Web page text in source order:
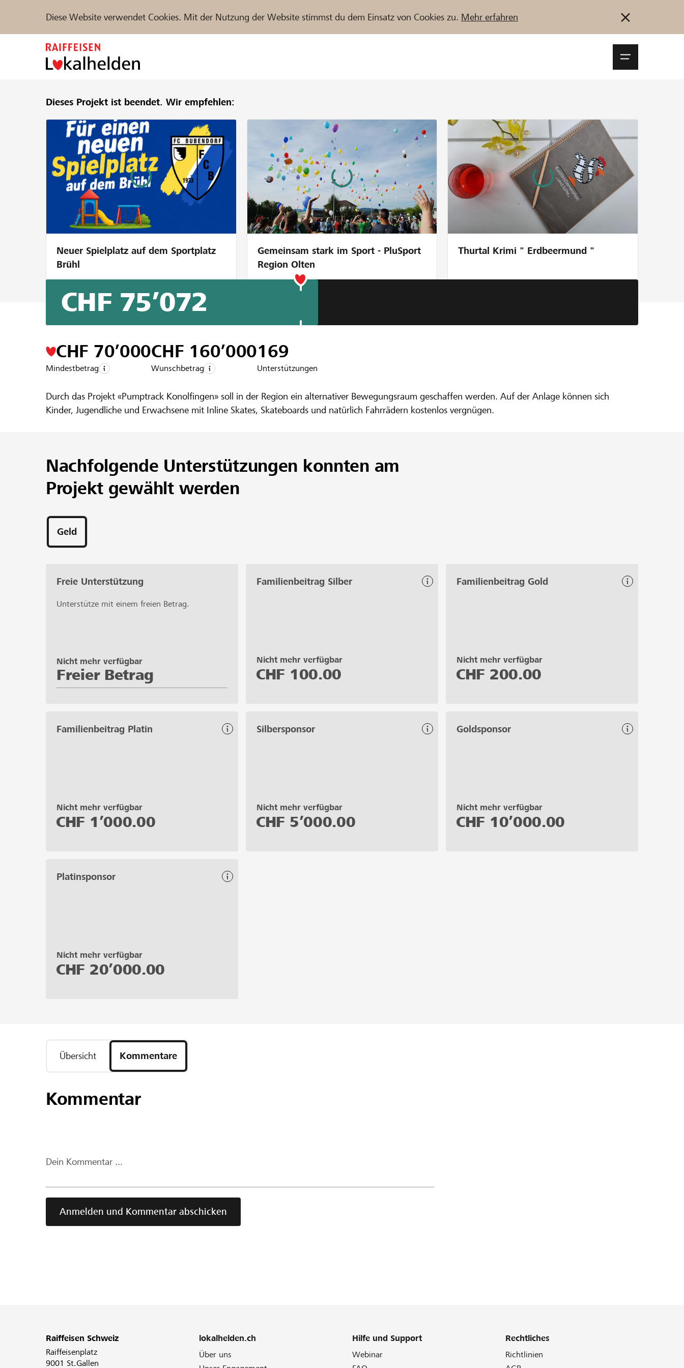
Diese Website verwendet Cookies. Mit der Nutzung der Website stimmst du dem Einsatz von Cookies zu. Mehr erfahren
Unterstützen Hilfe & Support Partner / Raiffeisenbank
Projekte und Organisationen finden Jetzt starten
FR IT
Dieses Projekt ist beendet. Wir empfehlen:
Neuer Spielplatz auf dem Sportplatz
Brühl
Gemeinsam stark im Sport - PluSport
Region Olten
Thurtal Krimi " Erdbeermund "
Pumptrack Konolfingen
Ein Projekt aus der Region derRaiffeisenbank Thunersee-Kiesental​
Durch das Projekt «Pumptrack Konolfingen» soll in der Region ein alternativer Bewegungsraum geschaffen werden. Auf der Anlage können sich
Kinder, Jugendliche und Erwachsene mit Inline Skates, Skateboards und natürlich Fahrrädern kostenlos vergnügen.
CHF 75’072
CHF 70’000
Mindestbetrag
CHF 160’000
Wunschbetrag
169
Unterstützungen
Nachfolgende Unterstützungen konnten am
Projekt gewählt werden
Geld
Freie Unterstützung
Unterstütze mit einem freien Betrag.
Freier Betrag
Nicht mehr verfügbar
Familienbeitrag Silber
Nicht mehr verfügbar
CHF 100.00
Familienbeitrag Gold
Nicht mehr verfügbar
CHF 200.00
Familienbeitrag Platin
Nicht mehr verfügbar
CHF 1’000.00
Silbersponsor
Nicht mehr verfügbar
CHF 5’000.00
Goldsponsor
Nicht mehr verfügbar
CHF 10’000.00
Platinsponsor
Nicht mehr verfügbar
CHF 20’000.00
Übersicht Kommentare
Kommentar
Dein Kommentar ...
Anmelden und Kommentar abschicken
Raiffeisen Schweiz
Raiffeisenplatz
9001 St.Gallen
lokalhelden.ch
Über uns
Hilfe und Support
Webinar
Rechtliches
Richtlinien